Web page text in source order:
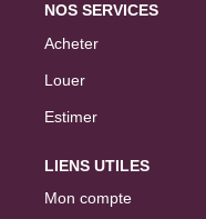
NOS SERVICES
Acheter
Louer
Estimer
LIENS UTILES
Mon compte